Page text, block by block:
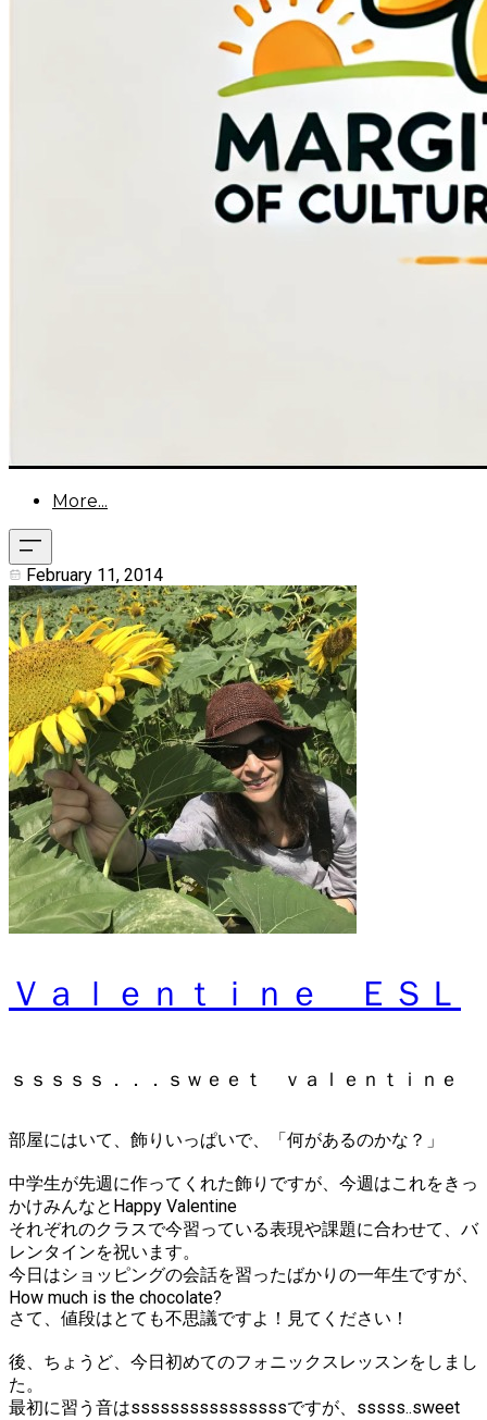
More...
February 11, 2014
Ｖａｌｅｎｔｉｎｅ ＥＳＬ
ｓｓｓｓｓ．．．ｓｗｅｅｔ ｖａｌｅｎｔｉｎｅ
部屋にはいて、飾りいっぱいで、「何があるのかな？」
中学生が先週に作ってくれた飾りですが、今週はこれをきっ
かけみんなとHappy Valentine
それぞれのクラスで今習っている表現や課題に合わせて、バ
レンタインを祝います。
今日はショッピングの会話を習ったばかりの一年生ですが、
How much is the chocolate?
さて、値段はとても不思議ですよ！見てください！
後、ちょうど、今日初めてのフォニックスレッスンをしまし
た。
最初に習う音はssssssssssssssssですが、sssss..sweet